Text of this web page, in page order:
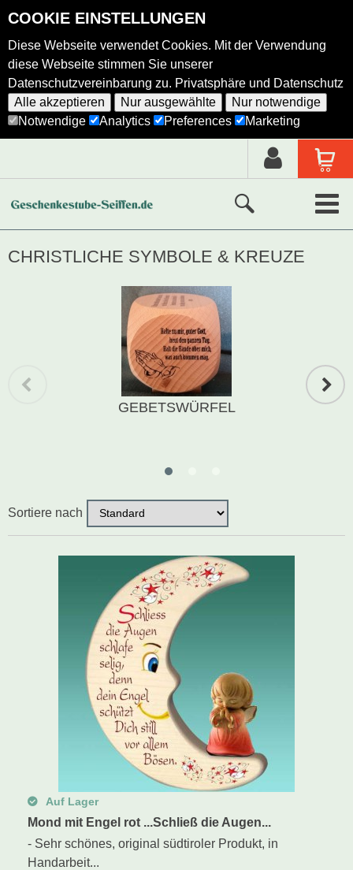
COOKIE EINSTELLUNGEN
Diese Webseite verwendet Cookies. Mit der Verwendung
diese Webseite stimmen Sie unserer
Datenschutzvereinbarung zu. Privatsphäre und Datenschutz
Alle akzeptieren
Nur ausgewählte
Nur notwendige
Notwendige
Analytics Preferences Marketing
Holzkunst nach Hersteller
Schwibbogen
CHRISTLICHE SYMBOLE & KREUZE
GEBETSWÜRFEL
Sortiere nach
Auf Lager
Mond mit Engel rot ...Schließ die Augen...
- Sehr schönes, original südtiroler Produkt, in
Handarbeit...